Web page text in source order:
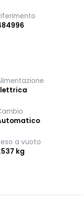
a vuoto
kg